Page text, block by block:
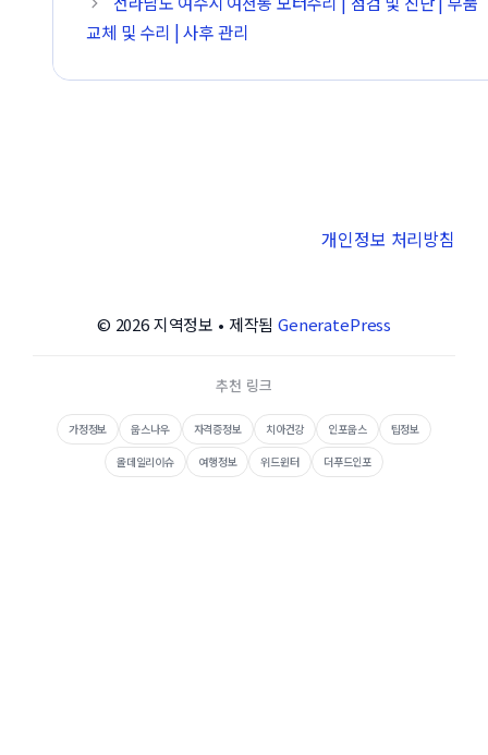
교체 및 수리 | 사후 관리
개인정보 처리방침
© 2026 지역정보 • 제작됨GeneratePress
추천 링크
가정정보 웁스나우 자격증정보 치아건강 인포웁스
팁정보
올데일리이슈
여행정보 위드윈터 더푸드인포